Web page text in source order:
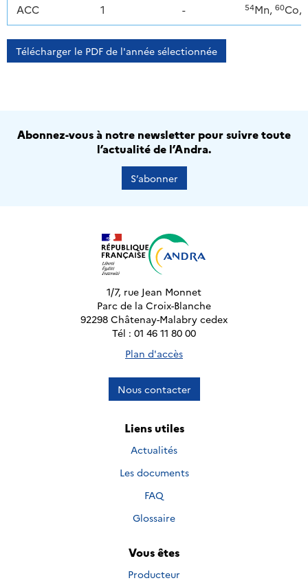
ACC 1 - 54Mn, 60Co,
Télécharger le PDF de l'année sélectionnée
Abonnez-vous à notre newsletter pour suivre toute
l’actualité de l’Andra.
S’abonner
1/7, rue Jean Monnet
Parc de la Croix-Blanche
92298 Châtenay-Malabry cedex
Tél : 01 46 11 80 00
Plan d'accès
Nous contacter
Liens utiles
Actualités
Les documents
FAQ
Glossaire
Vous êtes
Producteur